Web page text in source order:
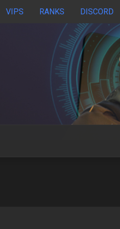
VIPS RANKS DISCORD